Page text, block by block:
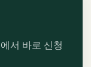
서 바로 신청